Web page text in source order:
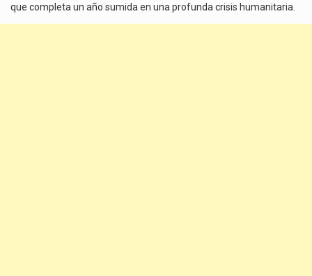
que completa un año sumida en una profunda crisis humanitaria.